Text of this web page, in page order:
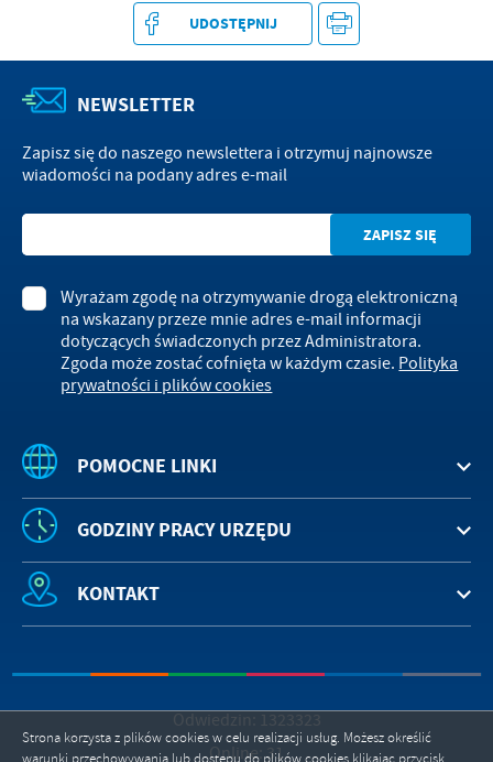
UDOSTĘPNIJ
POMOCNE LINKI
NEWSLETTER
Zapisz się do naszego newslettera i otrzymuj najnowsze
wiadomości na podany adres e-mail
Wyrażam zgodę na otrzymywanie drogą elektroniczną
na wskazany przeze mnie adres e-mail informacji
dotyczących świadczonych przez Administratora.
Zgoda może zostać cofnięta w każdym czasie. Polityka
prywatności i plików cookies
GODZINY PRACY URZĘDU
KONTAKT
Odwiedzin: 1323323
Online: 31
Strona korzysta z plików cookies w celu realizacji usług. Możesz określić